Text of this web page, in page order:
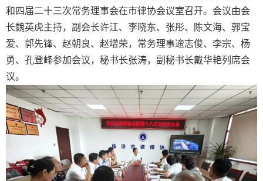
和四届二十三次常务理事会在市律协会议室召开。会议由会
长魏英虎主持，副会长许江、李晓东、张彤、陈文海、郭宝
爱、郭先锋、赵朝良、赵增荣，常务理事遆志俊、李宗、杨
勇、孔登峰参加会议，秘书长张涛，副秘书长戴华艳列席会
议。